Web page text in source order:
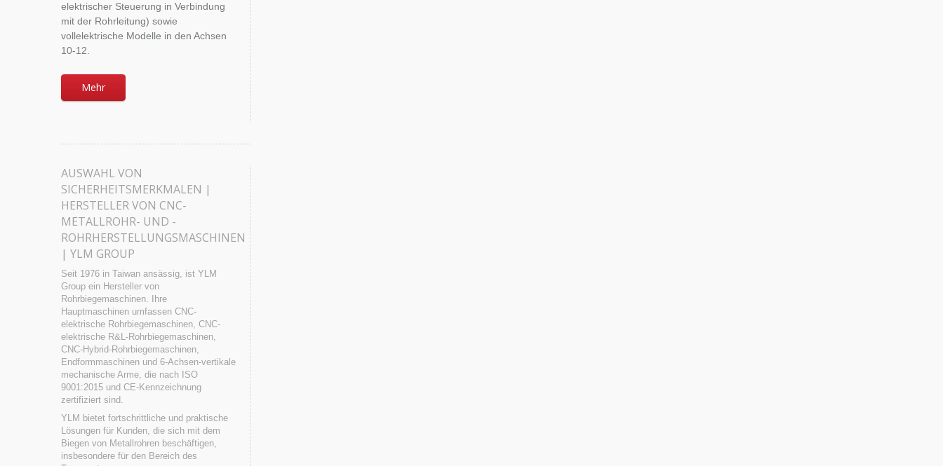
elektrischer Steuerung in Verbindung
mit der Rohrleitung) sowie
vollelektrische Modelle in den Achsen
10-12.
Mehr
AUSWAHL VON
SICHERHEITSMERKMALEN |
HERSTELLER VON CNC-
METALLROHR- UND -
ROHRHERSTELLUNGSMASCHINEN
| YLM GROUP
Seit 1976 in Taiwan ansässig, ist YLM
Group ein Hersteller von
Rohrbiegemaschinen. Ihre
Hauptmaschinen umfassen CNC-
elektrische Rohrbiegemaschinen, CNC-
elektrische R&L-Rohrbiegemaschinen,
CNC-Hybrid-Rohrbiegemaschinen,
Endformmaschinen und 6-Achsen-vertikale
mechanische Arme, die nach ISO
9001:2015 und CE-Kennzeichnung
zertifiziert sind.
YLM bietet fortschrittliche und praktische
Lösungen für Kunden, die sich mit dem
Biegen von Metallrohren beschäftigen,
insbesondere für den Bereich des